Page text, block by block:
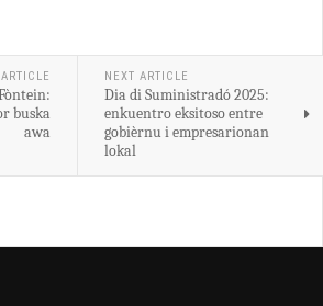
buska
awa
NEXT ARTICLE
Dia di Suministradó 2025:
enkuentro eksitoso entre
gobièrnu i empresarionan
lokal